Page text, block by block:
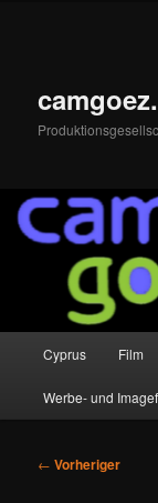
Cyprus Film
Werbe- und
Beitragsnavigation
← Vorheriger